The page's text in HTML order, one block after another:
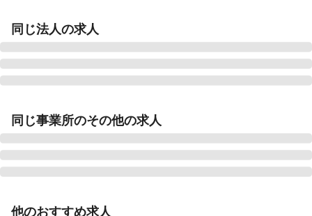
同じ法人の求人
愛知県名古屋市千種区今池南25番5号
犬山駅西病院
夢眠ホスピタルさいたま
同じ事業所のその他の求人
正看護師 正社員（常勤）
他のおすすめ求人